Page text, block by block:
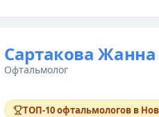
Сартакова
Офтальмолог
ТОП-10 офтальмологов в